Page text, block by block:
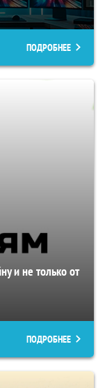
ПОДРОБНЕЕ
и не только от
ПОДРОБНЕЕ